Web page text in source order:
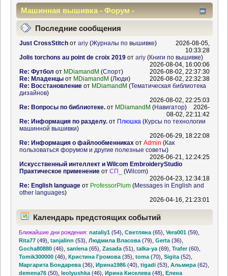
Машинная вышивка - Форум -
Информационный центр
Последние сообщения
Just CrossStitchот ariy(Журналы по вышивке)
2026-08-05,
10:33:28
Jolis torchons au point de croix 2019от ariy(Книги по вышивке)
2026-08-04, 16:00:06
Re: Футбол от MDiamandM (Спорт)
2026-08-02, 22:37:30
Re: Младенцыот MDiamandM (Люди)
2026-08-02, 22:32:38
Re: Восстановлениеот MDiamandM (Тематическая библиотека
дизайнов)
2026-08-02, 22:25:03
Re: Вопросы по библиотеке.от MDiamandM (Навигатор)
2026-
08-02, 22:11:42
Re: Информация по разделу.от Плюшка (Курсы по технологии
машинной вышивки)
2026-06-29, 18:22:08
Re: Информация о файлообменникахот Admin (Как
пользоваться форумом и другие полезные советы)
2026-06-21, 12:24:25
Искусственный интеллект и Wilcom EmbroideryStudio
Практическое применениеот СП_ (Wilcom)
2026-04-23, 12:34:18
Re: English languageот ProfessorPlum(Messages in English and
other languages)
2026-04-16, 21:23:01
Календарь предстоящих событий
Ближайшие дни рождения: nataliy1 (54) ,Светляна (65) ,Vera001 (59)
Rita77 (49) ,tanjalinn (53) ,Людмила Власова (79) ,Gerta (36)
Gocha80880 (46) ,sanlena (65) ,Zasada (51) ,talka-ya (69) ,Trafer(60)
Tomik300000 (46) ,Кристина Громова (35) ,toma (70) ,Sigita (52)
Маргарита Бондарева (36) ,Ирина1986 (40) ,tigadi (53) ,Альмира (62)
demena76 (50) ,leolyushka (46) ,Ирина Киселева (48) ,Елена